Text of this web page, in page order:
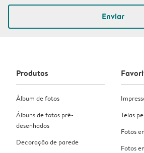
Enviar
Produtos
Álbum de fotos
Álbuns de fotos pré-
desenhados
Decoração de parede
Telas
Fotos
Fotos